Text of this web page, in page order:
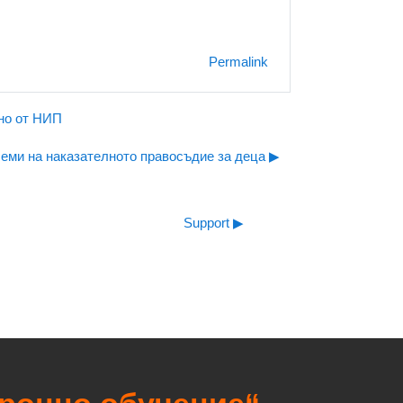
Permalink
от НИП
на наказателното правосъдие за деца ▶︎
Support ▶︎